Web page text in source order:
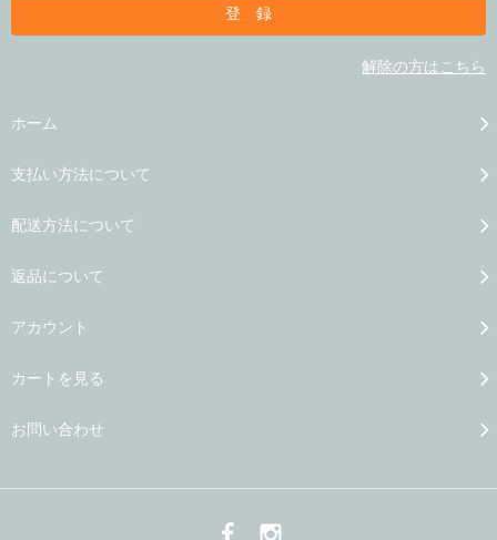
解除の方はこちら
ホーム
支払い方法について
配送方法について
返品について
アカウント
カートを見る
お問い合わせ